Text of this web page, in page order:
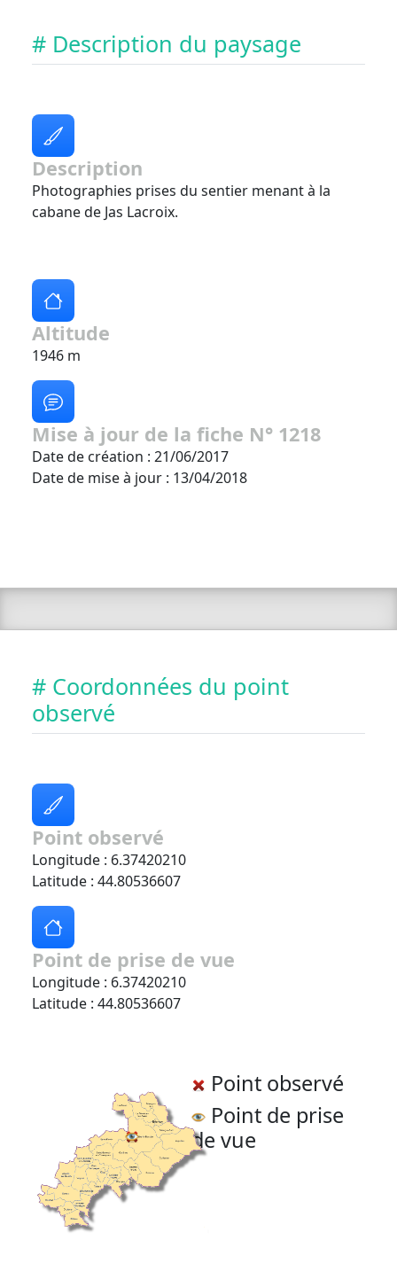
# Description du paysage
Description
Photographies prises du sentier menant à la
cabane de Jas Lacroix.
Altitude
1946 m
Mise à jour de la fiche N° 1218
Date de création : 21/06/2017
Date de mise à jour : 13/04/2018
# Coordonnées du point
observé
Point observé
Longitude : 6.37420210
Latitude : 44.80536607
Point de prise de vue
Longitude : 6.37420210
Latitude : 44.80536607
Point observé
Point de prise
de vue